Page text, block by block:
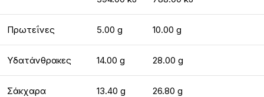
Πρωτεΐνες 5.00 g 10.00 g
Υδατάνθρακες 14.00 g 28.00 g
Σάκχαρα 13.40 g 26.80 g